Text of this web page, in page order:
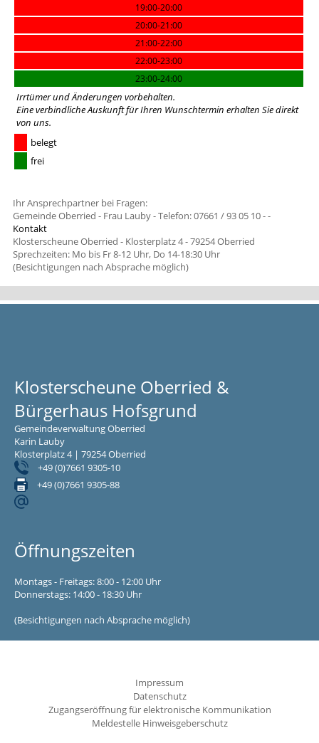
19:00-20:00
20:00-21:00
21:00-22:00
22:00-23:00
23:00-24:00
Irrtümer und Änderungen vorbehalten.
Eine verbindliche Auskunft für Ihren Wunschtermin erhalten Siedirekt
von uns.
belegt
frei
Ihr Ansprechpartner bei Fragen:
Gemeinde Oberried - Frau Lauby - Telefon: 07661 / 93 05 10 --
Kontakt
Klosterscheune Oberried - Klosterplatz 4 - 79254 Oberried
Sprechzeiten: Mo bis Fr 8-12 Uhr, Do 14-18:30 Uhr
(Besichtigungen nach Absprache möglich)
Klosterscheune Oberried &
Bürgerhaus Hofsgrund
Gemeindeverwaltung Oberried
Karin Lauby
Klosterplatz 4 | 79254 Oberried
+49 (0)7661 9305-10
+49 (0)7661 9305-88
Öffnungszeiten
Montags - Freitags: 8:00 - 12:00 Uhr
Donnerstags: 14:00 - 18:30 Uhr
(Besichtigungen nach Absprache möglich)
Impressum
Datenschutz
Zugangseröffnung für elektronische Kommunikation
Meldestelle Hinweisgeberschutz